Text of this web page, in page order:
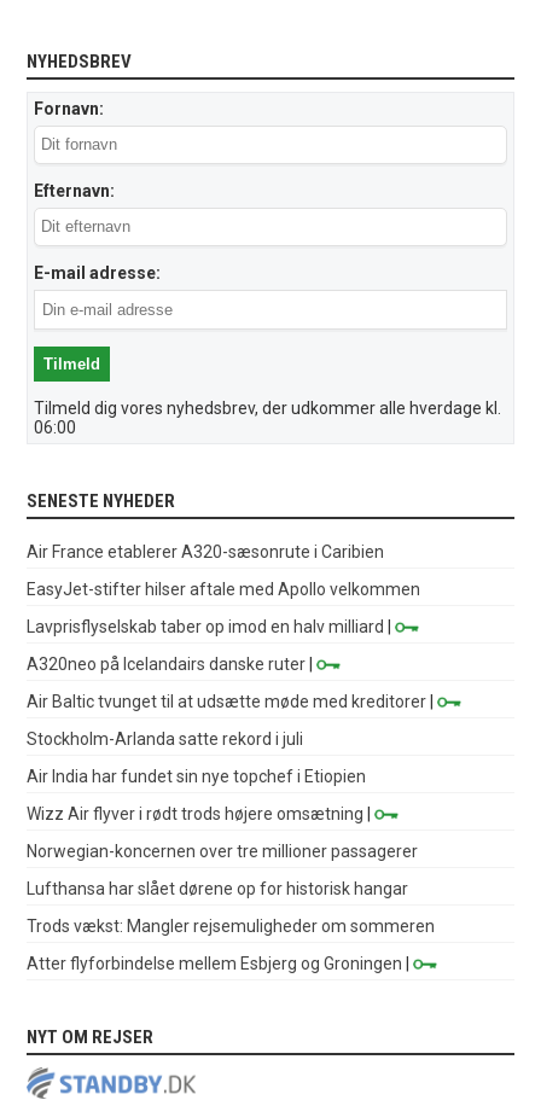
NYHEDSBREV
Fornavn:
Efternavn:
E-mail adresse:
Tilmeld dig vores nyhedsbrev, der udkommer alle hverdage kl.
06:00
SENESTE NYHEDER
Air France etablerer A320-sæsonrute i Caribien
EasyJet-stifter hilser aftale med Apollo velkommen
Lavprisflyselskab taber op imod en halv milliard
|
A320neo på Icelandairs danske ruter |
Air Baltic tvunget til at udsætte møde med kreditorer |
Stockholm-Arlanda satte rekord i juli
Air India har fundet sin nye topchef i Etiopien
Wizz Air flyver i rødt trods højere omsætning |
Norwegian-koncernen over tre millioner passagerer
Lufthansa har slået dørene op for historisk hangar
Trods vækst: Mangler rejsemuligheder om sommeren
Atter flyforbindelse mellem Esbjerg og Groningen |
NYT OM REJSER